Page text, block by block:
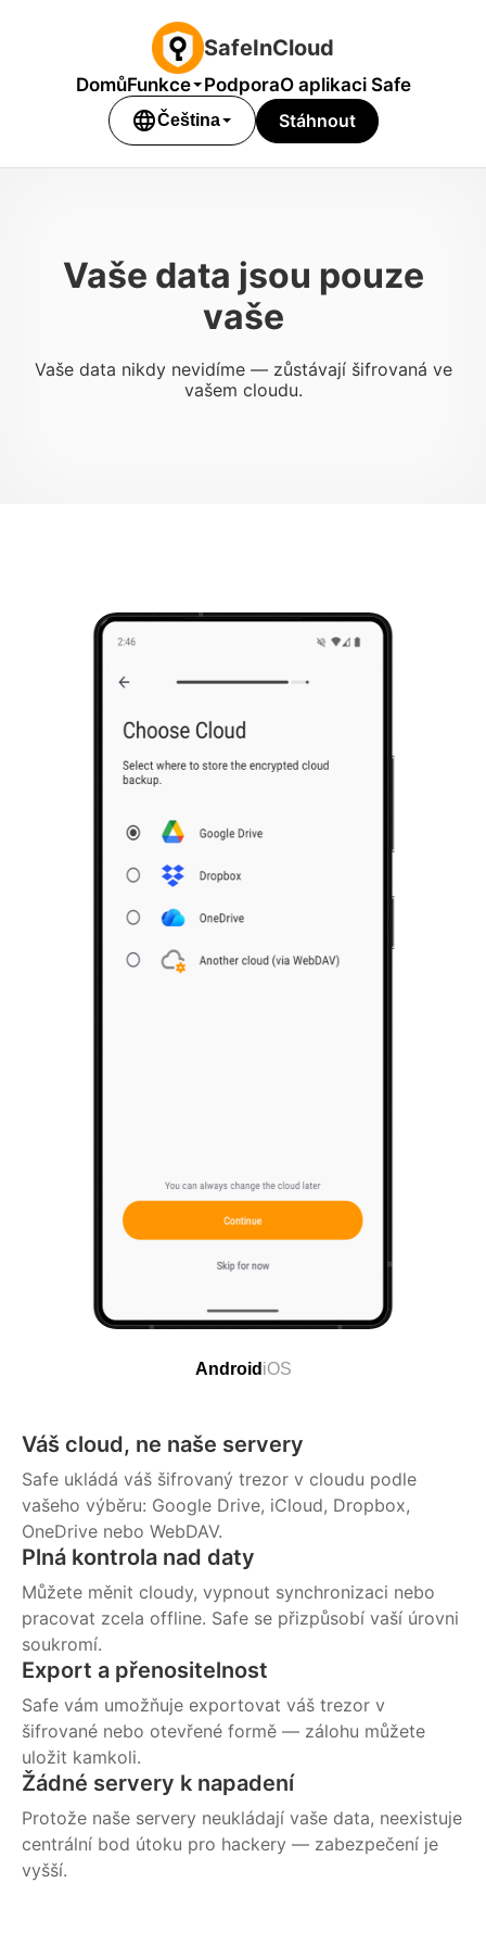
SafeInCloud
DomůFunkce PodporaO aplikaci Safe
languageČeština Stáhnout
Vaše data jsou pouze
vaše
Vaše data nikdy nevidíme — zůstávají šifrovaná ve
vašem cloudu.
Android iOS
Váš cloud, ne naše servery
Safe ukládá váš šifrovaný trezor v cloudu podle
vašeho výběru: Google Drive, iCloud, Dropbox,
OneDrive nebo WebDAV.
Plná kontrola nad daty
Můžete měnit cloudy, vypnout synchronizaci nebo
pracovat zcela offline. Safe se přizpůsobí vaší úrovni
soukromí.
Export a přenositelnost
Safe vám umožňuje exportovat váš trezor v
šifrované nebo otevřené formě — zálohu můžete
uložit kamkoli.
Žádné servery k napadení
Protože naše servery neukládají vaše data, neexistuje
centrální bod útoku pro hackery — zabezpečení je
vyšší.